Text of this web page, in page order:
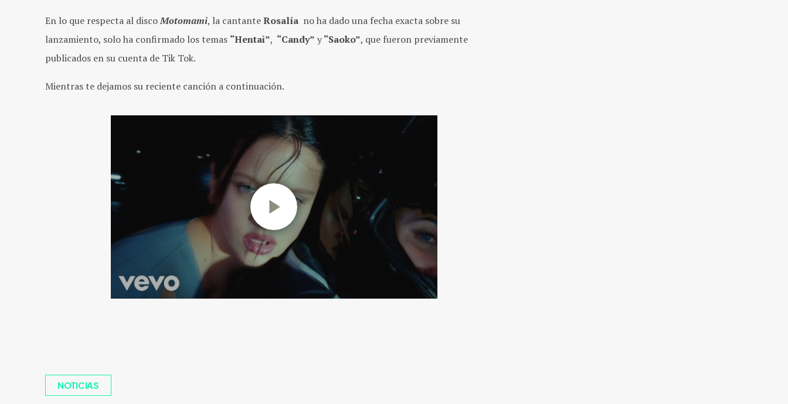
En lo que respecta al discoMotomami, la cantanteRosalía no ha dado una fecha exacta sobre su
lanzamiento, solo ha confirmado los temas “Hentai”, “Candy” y“Saoko”, que fueron previamente
publicados en su cuenta de Tik Tok.
Mientras te dejamos su reciente canción a continuación.
NOTICIAS